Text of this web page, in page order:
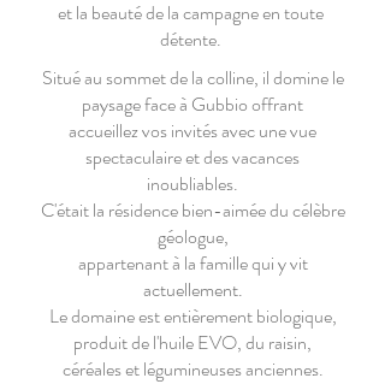
et la beauté de la campagne en toute
détente.
Situé au sommet de la colline, il domine le
paysage face à Gubbio offrant
accueillez vos invités avec une vue
spectaculaire et des vacances
inoubliables.
C'était la résidence bien-aimée du célèbre
géologue,
appartenant à la famille qui y vit
actuellement.
Le domaine est entièrement biologique,
produit de l'huile EVO, du raisin,
céréales et légumineuses anciennes.